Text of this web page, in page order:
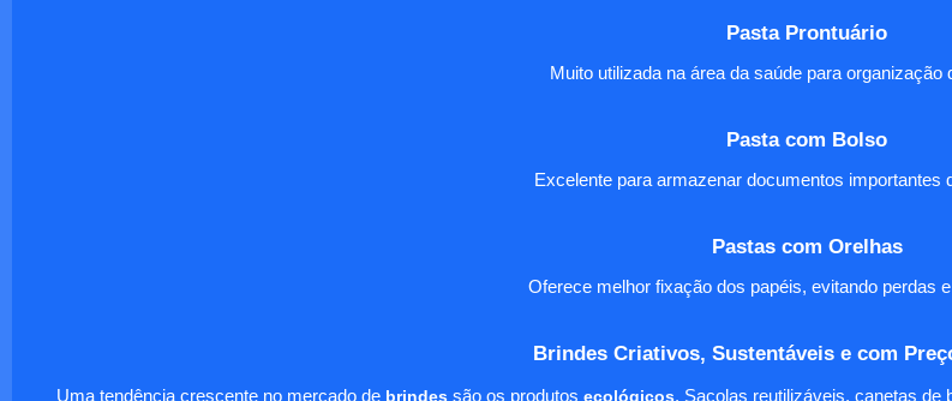
Pasta Prontuário
Muito utilizada na área da saúde para organização
Pasta com Bolso
Excelente para armazenar documentos importantes
Pastas com Orelhas
Oferece melhor fixação dos papéis, evitando perdas
Brindes Criativos, Sustentáveis e com
Uma tendência crescente no mercado de brindessão os produtos ecológicos. Sacolas reutilizáveis, canetas de